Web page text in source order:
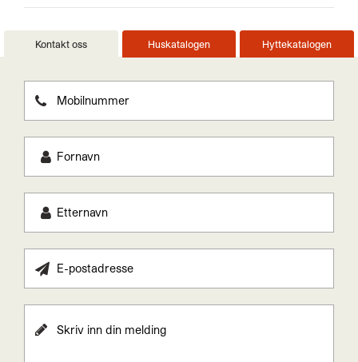
Kontakt oss Huskatalogen Hyttekatalogen